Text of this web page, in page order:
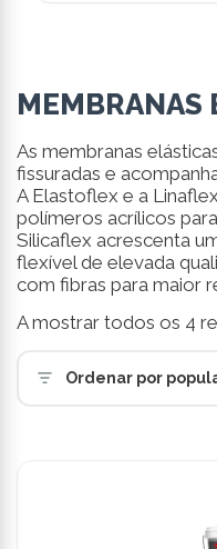
MEMBRANAS
As membranas
fissuradas e
A Elastoflex e a
polímeros acrílicos
Silicaflex acrescenta
flexível de elevada
com fibras para maior
A mostrar todos os 4
Ordenar por